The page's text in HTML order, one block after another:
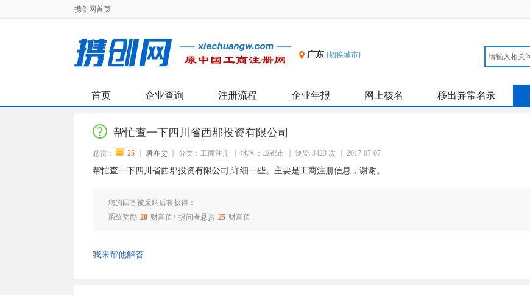
携创网首页
广东 [切换城市]
首页 企业查询 注册流程 企业年报 网上核名 移出异常名录
帮忙查一下四川省西郡投资有限公司
悬赏： 25 唐亦雯 分类：工商注册 地区：成都市 浏览 3423 次 2017-07-07
帮忙查一下四川省西郡投资有限公司,详细一些。主要是工商注册信息，谢谢。
您的回答被采纳后将获得：
系统奖励 20 财富值+ 提问者悬赏 25 财富值
我来帮他解答